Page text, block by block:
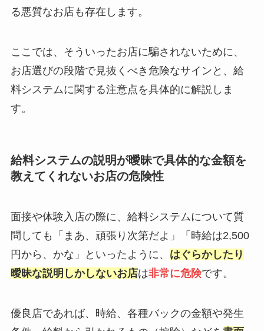
る悪質なお店も存在します。
ここでは、そういったお店に騙されないために、
お店選びの段階で見抜くべき危険なサインと、給
料システムに関する注意点を具体的に解説しま
す。
給料システムの説明が曖昧で具体的な金額を
教えてくれないお店の危険性
面接や体験入店の際に、給料システムについて質
問しても「まあ、頑張り次第だよ」「時給は2,500
円から、かな」といったように、 はぐらかしたり
曖昧な説明しかしないお店は非常に危険です。
優良店であれば、時給、各種バックの金額や発生